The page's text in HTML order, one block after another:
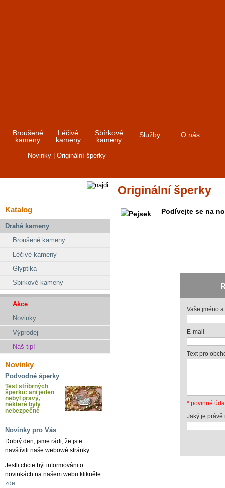
Broušené
kameny
Léčivé
kameny
Sbírkové
kameny
Služby O nás
Novinky | Originální šperky
Katalog
Drahé kameny
Broušené kameny
Léčivé kameny
Glyptika
Sbirkové kameny
Akce
Novinky
Výprodej
Náš tip!
Novinky
Podvodné šperky
Test stříbrných
šperků: ani jeden
nebyl pravý,
některé byly
nebezpečné
Novinky pro Vás
Dobrý den, jsme rádi, že jste
navštívili naše webowé stránky
Jestli chcte být informováni o
novinkách na našem webu klikněte
zde
Originální šperky
Podívejte se na
Vaše jméno
E-mail
Text pro
* povinné
Jaký je právě